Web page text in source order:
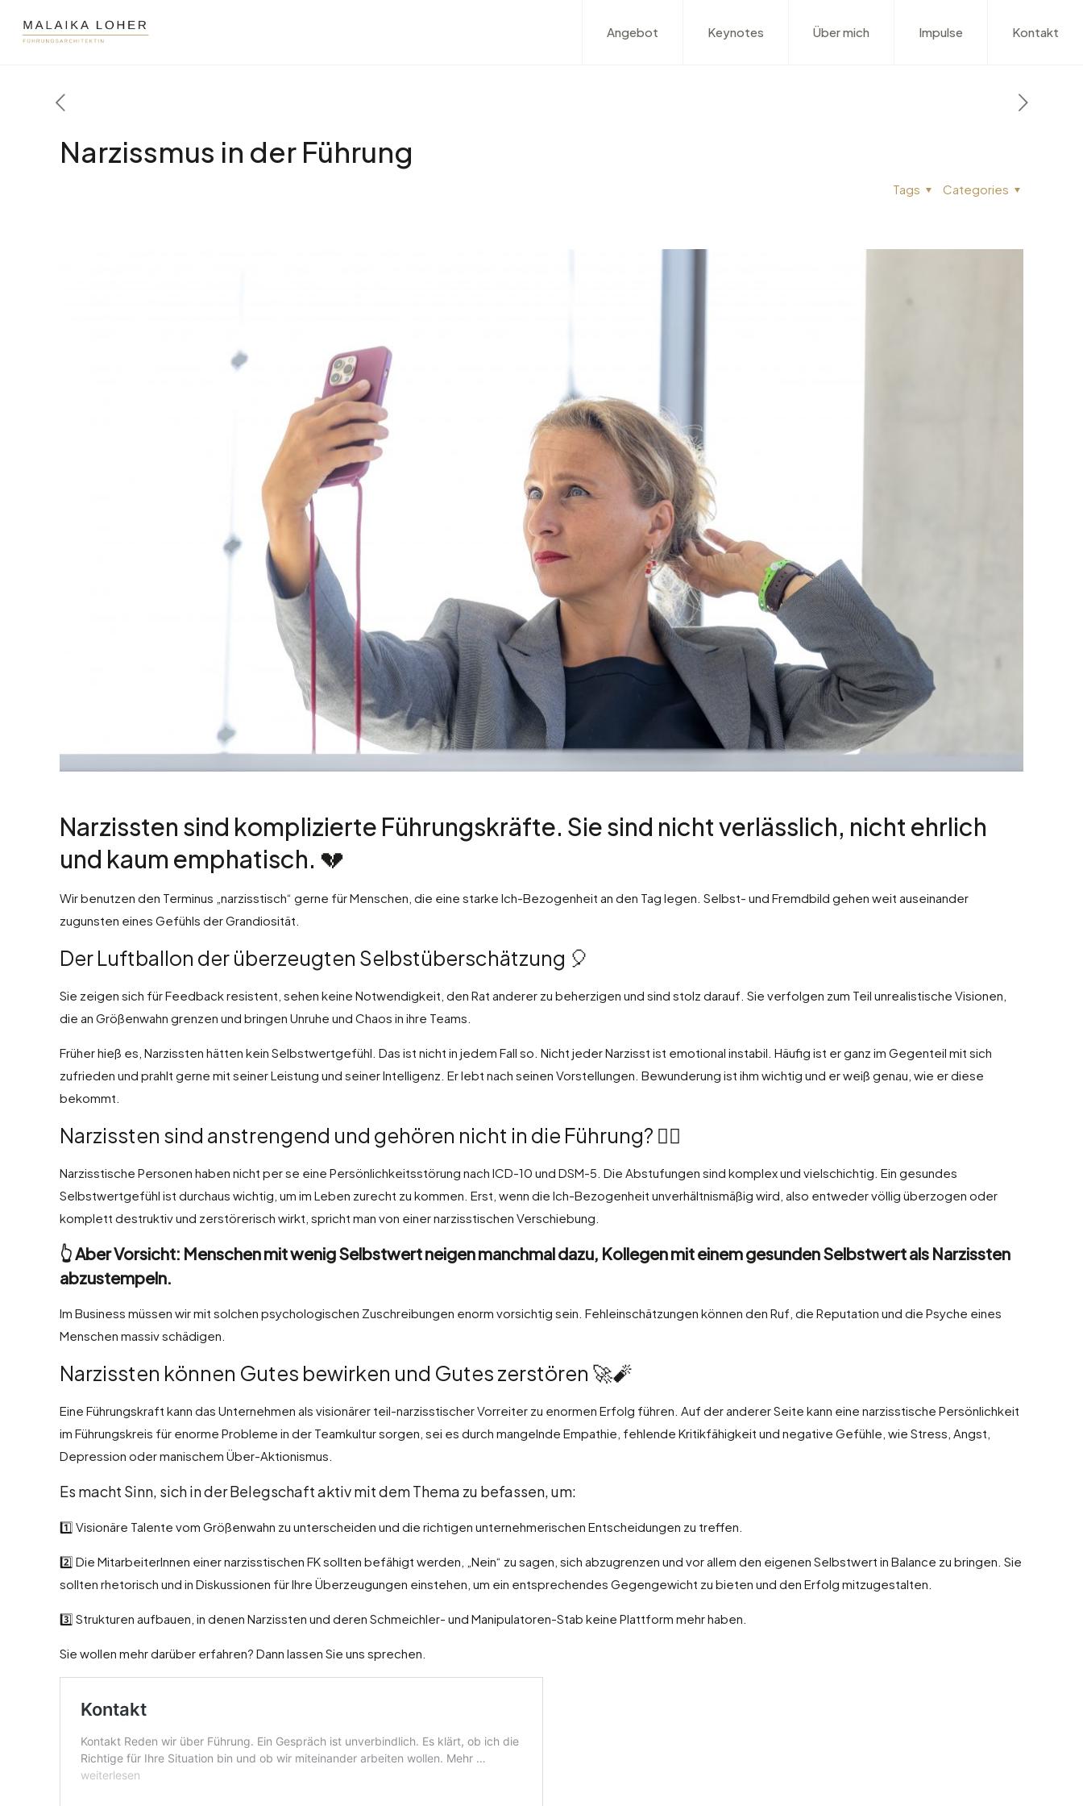
Angebot Keynotes Über mich Impulse Kontakt
Narzissmus in der Führung
Categories
Tags
Narzissten sind komplizierte Führungskräfte. Sie sind nicht verlässlich, nicht ehrlich
und kaum emphatisch. 💔
Wir benutzen den Terminus „narzisstisch“ gerne für Menschen, die eine starke Ich-Bezogenheit an den Tag legen. Selbst- und Fremdbild gehen weit auseinander
zugunsten eines Gefühls der Grandiosität.
Der Luftballon der überzeugten Selbstüberschätzung 🎈
Sie zeigen sich für Feedback resistent, sehen keine Notwendigkeit, den Rat anderer zu beherzigen und sind stolz darauf. Sie verfolgen zum Teil unrealistische Visionen,
die an Größenwahn grenzen und bringen Unruhe und Chaos in ihre Teams.
Früher hieß es, Narzissten hätten kein Selbstwertgefühl. Das ist nicht in jedem Fall so. Nicht jeder Narzisst ist emotional instabil. Häufig ist er ganz im Gegenteil mit sich
zufrieden und prahlt gerne mit seiner Leistung und seiner Intelligenz. Er lebt nach seinen Vorstellungen. Bewunderung ist ihm wichtig und er weiß genau, wie er diese
bekommt.
Narzissten sind anstrengend und gehören nicht in die Führung? 🙅‍♂️
Narzisstische Personen haben nicht per se eine Persönlichkeitsstörung nach ICD-10 und DSM-5. Die Abstufungen sind komplex und vielschichtig. Ein gesundes
Selbstwertgefühl ist durchaus wichtig, um im Leben zurecht zu kommen. Erst, wenn die Ich-Bezogenheit unverhältnismäßig wird, also entweder völlig überzogen oder
komplett destruktiv und zerstörerisch wirkt, spricht man von einer narzisstischen Verschiebung.
👆 Aber Vorsicht: Menschen mit wenig Selbstwert neigen manchmal dazu, Kollegen mit einem gesunden Selbstwert als Narzissten
abzustempeln.
Im Business müssen wir mit solchen psychologischen Zuschreibungen enorm vorsichtig sein. Fehleinschätzungen können den Ruf, die Reputation und die Psyche eines
Menschen massiv schädigen.
Narzissten können Gutes bewirken und Gutes zerstören 🚀🧨
Eine Führungskraft kann das Unternehmen als visionärer teil-narzisstischer Vorreiter zu enormen Erfolg führen. Auf der anderer Seite kann eine narzisstische Persönlichkeit
im Führungskreis für enorme Probleme in der Teamkultur sorgen, sei es durch mangelnde Empathie, fehlende Kritikfähigkeit und negative Gefühle, wie Stress, Angst,
Depression oder manischem Über-Aktionismus.
Es macht Sinn, sich in der Belegschaft aktiv mit dem Thema zu befassen, um:
1️⃣ Visionäre Talente vom Größenwahn zu unterscheiden und die richtigen unternehmerischen Entscheidungen zu treffen.
2️⃣ Die MitarbeiterInnen einer narzisstischen FK sollten befähigt werden, „Nein“ zu sagen, sich abzugrenzen und vor allem den eigenen Selbstwert in Balance zu bringen. Sie
sollten rhetorisch und in Diskussionen für Ihre Überzeugungen einstehen, um ein entsprechendes Gegengewicht zu bieten und den Erfolg mitzugestalten.
3️⃣ Strukturen aufbauen, in denen Narzissten und deren Schmeichler- und Manipulatoren-Stab keine Plattform mehr haben.
Sie wollen mehr darüber erfahren? Dann lassen Sie uns sprechen.